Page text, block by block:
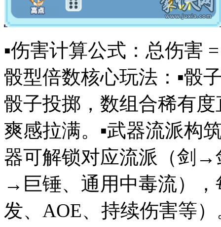
▪️伤害计算公式：总伤害
骰型倍数核心玩法：▪️骰
骰子投掷，数组合稀有
爽感拉满。▪️武器流派构
器可解锁对应流派（剑
→巨锤、通用中毒流）
发、AOE、持续伤害等）